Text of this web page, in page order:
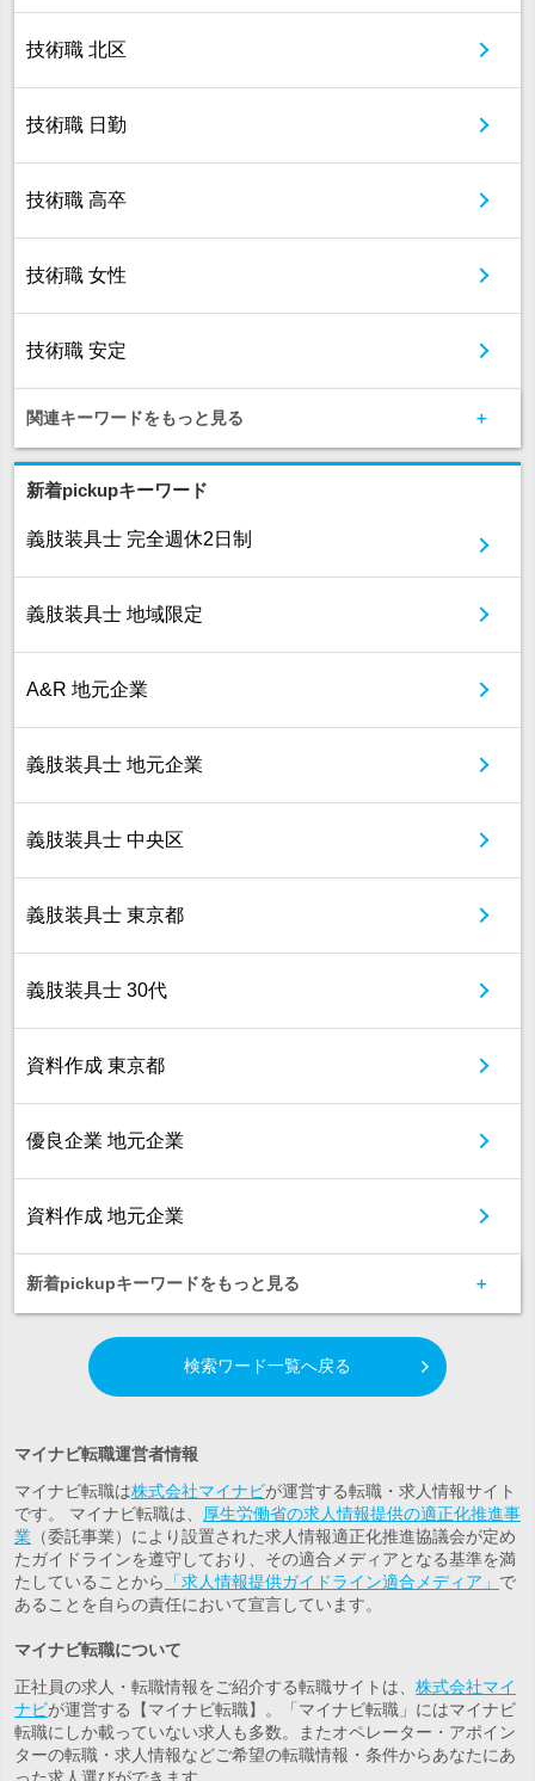
技術職 北区
技術職 日勤
技術職 高卒
技術職 女性
技術職 安定
関連キーワードをもっと見る
新着pickupキーワード
義肢装具士 完全週休2日制
義肢装具士 地域限定
A&R 地元企業
義肢装具士 地元企業
義肢装具士 中央区
義肢装具士 東京都
義肢装具士 30代
資料作成 東京都
優良企業 地元企業
資料作成 地元企業
新着pickupキーワードをもっと見る
検索ワード一覧へ戻る
マイナビ転職運営者情報
マイナビ転職は株式会社マイナビが運営する転職・求人情報サイト
です。 マイナビ転職は、
厚生労働省の求人情報提供の適正化推進事
業 （委託事業）により設置された求人情報適正化推進協議会が定め
たガイドラインを遵守しており、その適合メディアとなる基準を満
たしていることから
「求人情報提供ガイドライン適合メディア」 で
あることを自らの責任において宣言しています。
マイナビ転職について
正社員の求人・転職情報をご紹介する転職サイトは、 株式会社マイ
ナビが運営する【マイナビ転職】。「マイナビ転職」にはマイナビ
転職にしか載っていない求人も多数。またオペレーター・アポイン
ターの転職・求人情報などご希望の転職情報・条件からあなたにあ